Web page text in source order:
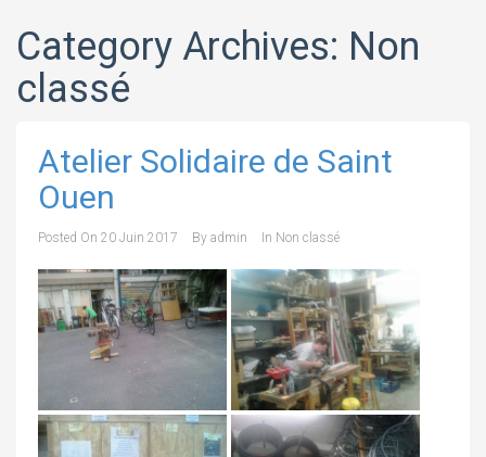
Category Archives: Non
classé
Atelier Solidaire de Saint
Ouen
Posted On 20 Juin 2017 By admin In Non classé